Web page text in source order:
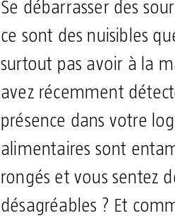
Se débarrasser des
ce sont des nuisibles
surtout pas avoir à la
avez récemment
présence dans votre
alimentaires sont
rongés et vous sentez
désagréables ? Et